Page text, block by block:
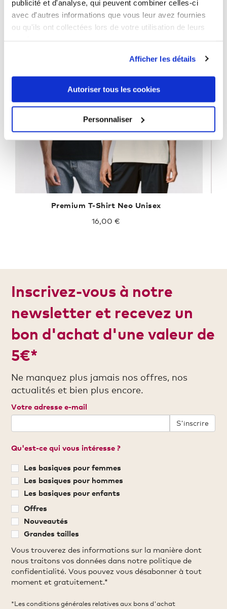
publicité et d'analyse, qui peuvent combiner celles-ci
avec d'autres informations que vous leur avez fournies
ou qu'ils ont collectées lors de votre utilisation de leurs
Afficher les détails
Autoriser tous les cookies
Personnaliser
Premium T-Shirt Neo Unisex
16,00 €
Inscrivez-vous à notre
newsletter et recevez un
bon d'achat d'une valeur de
5€*
Ne manquez plus jamais nos offres, nos
actualités et bien plus encore.
Votre adresse e-mail
S'inscrire
Qu'est-ce qui vous intéresse ?
Les basiques pour femmes
Les basiques pour hommes
Les basiques pour enfants
Offres
Nouveautés
Grandes tailles
Vous trouverez des informations sur la manière dont
nous traitons vos données dans notre politique de
confidentialité. Vous pouvez vous désabonner à tout
moment et gratuitement.*
*Les conditions générales relatives aux bons d'achat